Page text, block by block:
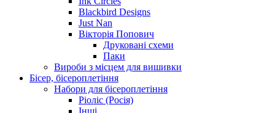
Blackbird Designs
Just Nan
Вікторія Попович
Друковані схеми
Паки
Вироби з місцем для вишивки
Бісер, бісероплетіння
Набори для бісероплетіння
Ріоліс (Росія)
Інші